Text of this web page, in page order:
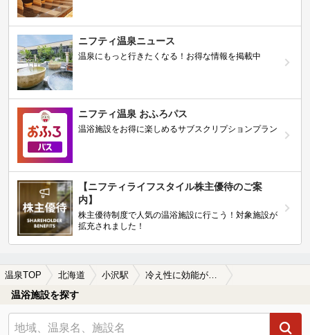
ニフティ温泉ニュース
温泉にもっと行きたくなる！お得な情報を掲載中
ニフティ温泉 おふろパス
温浴施設をお得に楽しめるサブスクリプションプラン
【ニフティライフスタイル株主優待のご案
内】
株主優待制度で人気の温浴施設に行こう！対象施設が
拡充されました！
温泉TOP 北海道 小沢駅
温浴施設を探す